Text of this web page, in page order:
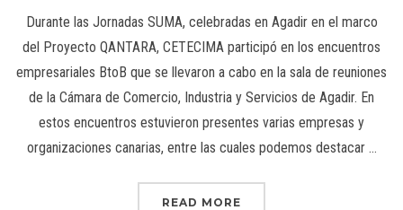
Durante las Jornadas SUMA, celebradas en Agadir en el marco
del Proyecto QANTARA, CETECIMA participó en los encuentros
empresariales BtoB que se llevaron a cabo en la sala de reuniones
de la Cámara de Comercio, Industria y Servicios de Agadir. En
estos encuentros estuvieron presentes varias empresas y
organizaciones canarias, entre las cuales podemos destacar …
READ MORE